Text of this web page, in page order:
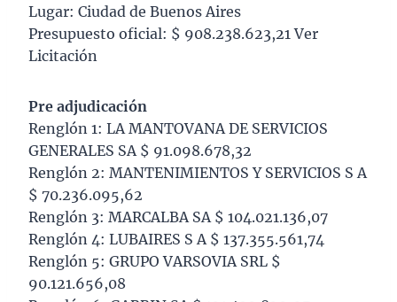
Lugar: Ciudad de Buenos Aires
Presupuesto oficial: $ 908.238.623,21 Ver
Licitación
Pre adjudicación
Renglón 1: LA MANTOVANA DE SERVICIOS
GENERALES SA $ 91.098.678,32
Renglón 2: MANTENIMIENTOS Y SERVICIOS S A
$ 70.236.095,62
Renglón 3: MARCALBA SA $ 104.021.136,07
Renglón 4: LUBAIRES S A $ 137.355.561,74
Renglón 5: GRUPO VARSOVIA SRL $
90.121.656,08